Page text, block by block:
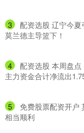
3
配资选股 辽宁今夏
莫兰德主导篮下！
4
配资选股 本周盘点
主力资金合计净流出
5
免费股票配资开户
相当顺利